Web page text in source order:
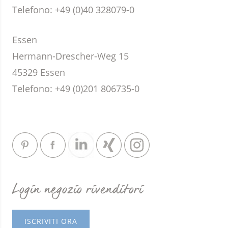
Telefono: +49 (0)40 328079-0
Essen
Hermann-Drescher-Weg 15
45329 Essen
Telefono: +49 (0)201 806735-0
Login negozio rivenditori
ISCRIVITI ORA